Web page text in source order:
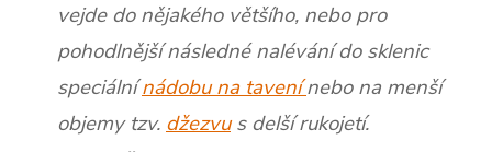
vejde do nějakého většího, nebo pro
pohodlnější následné nalévání do sklenic
speciálnínádobu na tavenínebo na menší
objemy tzv. džezvus delší rukojetí.